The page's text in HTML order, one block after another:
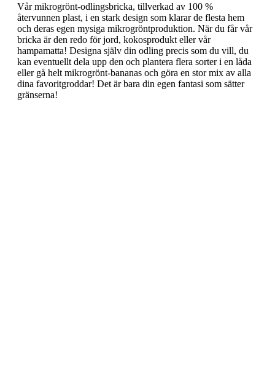
Vår mikrogrönt-odlingsbricka, tillverkad av 100 %
återvunnen plast, i en stark design som klarar de flesta hem
och deras egen mysiga mikrogröntproduktion. När du får vår
bricka är den redo för jord, kokosprodukt eller vår
hampamatta! Designa själv din odling precis som du vill, du
kan eventuellt dela upp den och plantera flera sorter i en låda
eller gå helt mikrogrönt-bananas och göra en stor mix av alla
dina favoritgroddar! Det är bara din egen fantasi som sätter
gränserna!